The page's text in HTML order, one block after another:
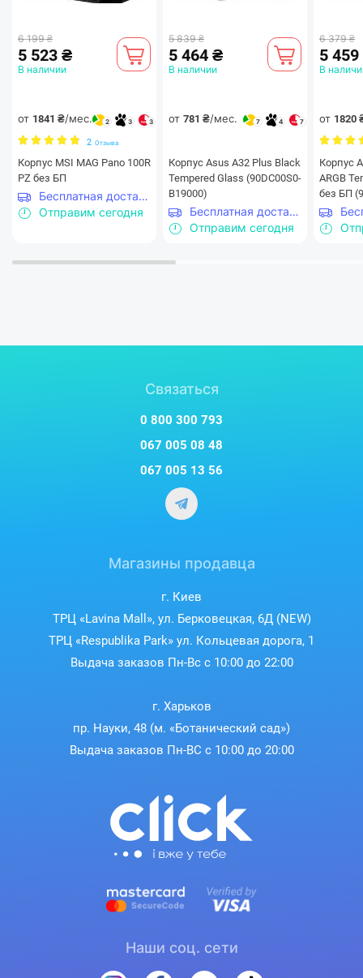
Совместимость компонентов
Поддержка накопителей
Маленькие удобства
Игровые корпусаMSI имеют функции, которые
упрощают сборку системы.
ARGB-FAN контроллер
могут легко и интуитивно управлять световыми
вентиляторов.
6 199 ₴
5 523 ₴
В наличии
от 1841 ₴/мес. 2 3 3
2 Отзыва
Корпус MSI MAG Pano 100R
PZ без БП
Бесплатная доставка
Отправим сегодня
5 839 ₴
5 464 ₴
В наличии
от 781 ₴/мес. 7 4 7
Корпус Asus A32 Plus Black
Tempered Glass (90DC00S0-
B19000)
Бесплатная доставка
Отправим сегодня
6 379 ₴
5
В
от 1820
Корпус
ARGB
без БП
Связаться
0 800 300 793
067 005 08 48
067 005 13 56
Магазины продавца
г. Киев
ТРЦ «Lavina Mall», ул. Берковецкая, 6Д (NEW)
ТРЦ «Respublika Park» ул. Кольцевая дорога, 1
Выдача заказов Пн-Вс с 10:00 до 22:00
г. Харьков
пр. Науки, 48 (м. «Ботанический сад»)
Выдача заказов Пн-ВС с 10:00 до 20:00
Наши соц. сети